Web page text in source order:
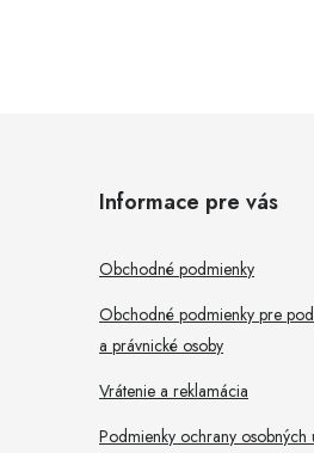
p
a
n
e
l
Informace pre vás
Obchodné podmienky
Obchodné podmienky pre
a právnické osoby
Vrátenie a reklamácia
Podmienky ochrany osobných